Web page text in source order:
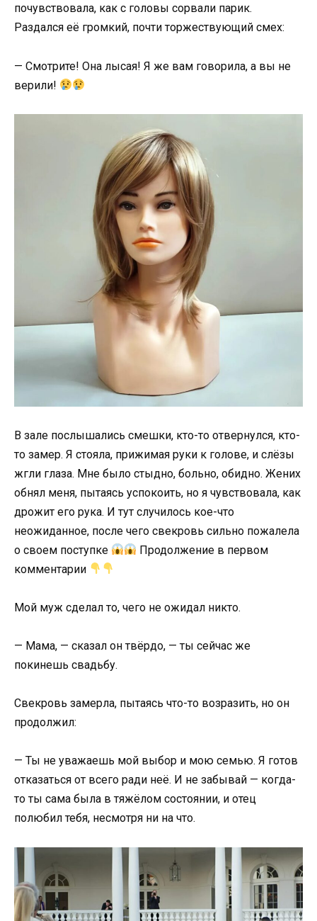
почувствовала, как с головы сорвали парик.
Раздался её громкий, почти торжествующий смех:
— Смотрите! Она лысая! Я же вам говорила, а вы не
верили!
В зале послышались смешки, кто-то отвернулся, кто-
то замер. Я стояла, прижимая руки к голове, и слёзы
жгли глаза. Мне было стыдно, больно, обидно. Жених
обнял меня, пытаясь успокоить, но я чувствовала, как
дрожит его рука. И тут случилось кое-что
неожиданное, после чего свекровь сильно пожалела
о своем поступке
Продолжение в первом
комментарии
Мой муж сделал то, чего не ожидал никто.
— Мама, — сказал он твёрдо, — ты сейчас же
покинешь свадьбу.
Свекровь замерла, пытаясь что-то возразить, но он
продолжил:
— Ты не уважаешь мой выбор и мою семью. Я готов
отказаться от всего ради неё. И не забывай — когда-
то ты сама была в тяжёлом состоянии, и отец
полюбил тебя, несмотря ни на что.